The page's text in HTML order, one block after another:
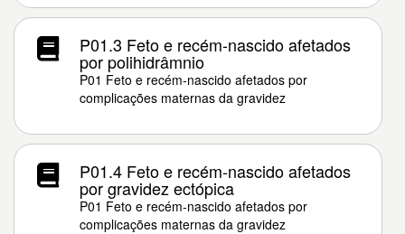
P01.3 Feto e recém-nascido afetados
por polihidrâmnio
P01 Feto e recém-nascido afetados por
complicações maternas da gravidez
P01.4 Feto e recém-nascido afetados
por gravidez ectópica
P01 Feto e recém-nascido afetados por
complicações maternas da gravidez